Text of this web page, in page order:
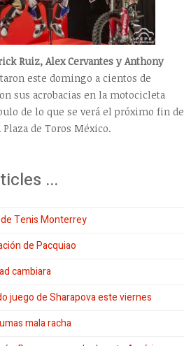
Ruiz, Alex Cervantes y Anthony
este domingo a cientos de
sus acrobacias en la motocicleta
de lo que se verá el próximo fin de
de Toros México.
...
Tenis Monterrey
de Pacquiao
cambiara
juego de Sharapova este viernes
mala racha